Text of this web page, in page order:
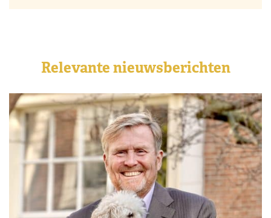
Relevante nieuwsberichten